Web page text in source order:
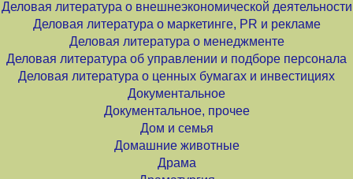
Деловая литература о внешнеэкономической деятельности
Деловая литература о маркетинге, PR и рекламе
Деловая литература о менеджменте
Деловая литература об управлении и подборе персонала
Деловая литература о ценных бумагах и инвестициях
Документальное
Документальное, прочее
Дом и семья
Домашние животные
Драма